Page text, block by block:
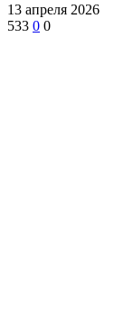
13 апреля 2026
533 0 0